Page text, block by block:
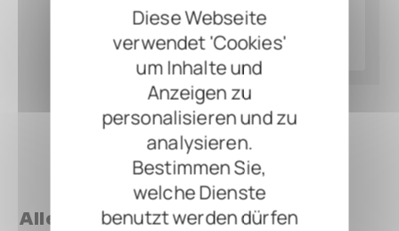
Diese Webseite
verwendet 'Cookies'
um Inhalte und
Anzeigen zu
personalisieren und zu
analysieren.
Bestimmen Sie,
welche Dienste
benutzt werden dürfen
Alles auf einen Blick